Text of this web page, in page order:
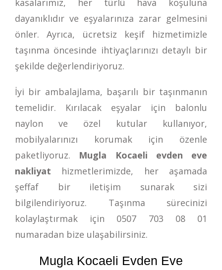
kasalarımız, her türlü hava koşuluna
dayanıklıdır ve eşyalarınıza zarar gelmesini
önler. Ayrıca, ücretsiz keşif hizmetimizle
taşınma öncesinde ihtiyaçlarınızı detaylı bir
şekilde değerlendiriyoruz.
İyi bir ambalajlama, başarılı bir taşınmanın
temelidir. Kırılacak eşyalar için balonlu
naylon ve özel kutular kullanıyor,
mobilyalarınızı korumak için özenle
paketliyoruz. Mugla Kocaeli evden eve
nakliyat hizmetlerimizde, her aşamada
şeffaf bir iletişim sunarak sizi
bilgilendiriyoruz. Taşınma sürecinizi
kolaylaştırmak için 0507 703 08 01
numaradan bize ulaşabilirsiniz.
Mugla Kocaeli Evden Eve